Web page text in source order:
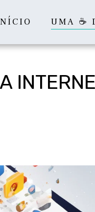
UMA ☕